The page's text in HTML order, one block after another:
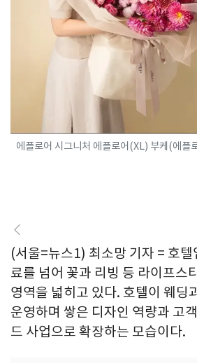
에플로어 시그니처 에플로어(XL) 부케(에플
(서울=뉴스1) 최소망 기자 = 호
료를 넘어 꽃과 리빙 등 라이프스
영역을 넓히고 있다. 호텔이 웨딩
운영하며 쌓은 디자인 역량과 고
드 사업으로 확장하는 모습이다.